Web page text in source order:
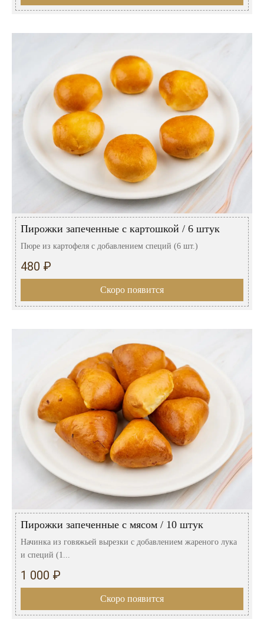
Пирожки запеченные с картошкой / 6 штук
Пюре из картофеля с добавлением специй (6 шт.)
480 ₽
Скоро появится
Пирожки запеченные с мясом / 10 штук
Начинка из говяжьей вырезки с добавлением жареного лука
и специй (1...
1 000 ₽
Скоро появится